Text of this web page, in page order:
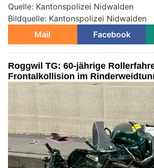
Quelle: Kantonspolizei Nidwalden
Bildquelle: Kantonspolizei Nidwalden
Mail
Facebook
Roggwil TG: 60-jährige
Frontalkollision im